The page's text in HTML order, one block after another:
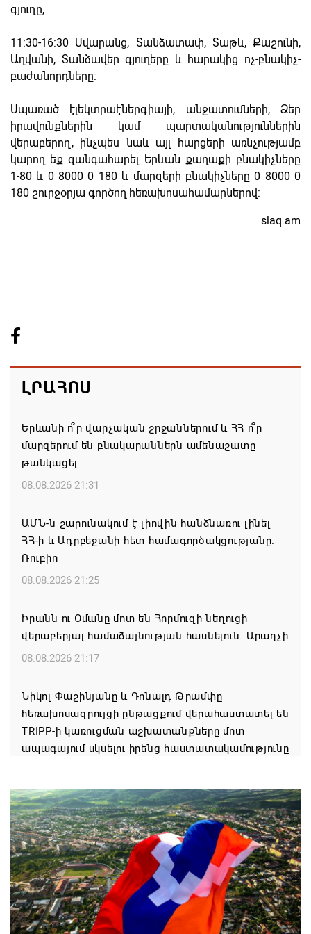
գյուղը,
11:30-16:30 Սվարանց, Տանձատափ, Տաթև, Քաշունի,
Աղվանի, Տանձավեր գյուղերը և հարակից ոչ-բնակիչ-
բաժանորդները:
Սպառած էլեկտրաէներգիայի, անջատումների, Ձեր
իրավունքներին կամ պարտականություններին
վերաբերող, ինչպես նաև այլ հարցերի առնչությամբ
կարող եք զանգահարել Երևան քաղաքի բնակիչները
1-80 և 0 8000 0 180 և մարզերի բնակիչները 0 8000 0
180 շուրջօրյա գործող հեռախոսահամարներով:
slaq.am
ԼՐԱՀՈՍ
Երևանի ո՞ր վարչական շրջաններում և ՀՀ ո՞ր
մարզերում են բնակարաններն ամենաշատը
թանկացել
08.08.2026 21:31
ԱՄՆ-ն շարունակում է լիովին հանձնառու լինել
ՀՀ-ի և Ադրբեջանի հետ համագործակցությանը.
Ռուբիո
08.08.2026 21:25
Իրանն ու Օմանը մոտ են Հորմուզի նեղուցի
վերաբերյալ համաձայնության հասնելուն. Արաղչի
08.08.2026 21:17
Նիկոլ Փաշինյանը և Դոնալդ Թրամփը
հեռախոսազրույցի ընթացքում վերահաստատել են
TRIPP-ի կառուցման աշխատանքները մոտ
ապագայում սկսելու իրենց հաստատակամությունը
Փաշինյանն ու Ալիևը հեռախոսազրույց են ունեցել․
քննարկվել է TRIPP երթուղու նախագծի
իրականացումը
08.08.2026 12:32
Մաքսիմ Հակոբյանն այսօր կդառնար 77
տարեկան